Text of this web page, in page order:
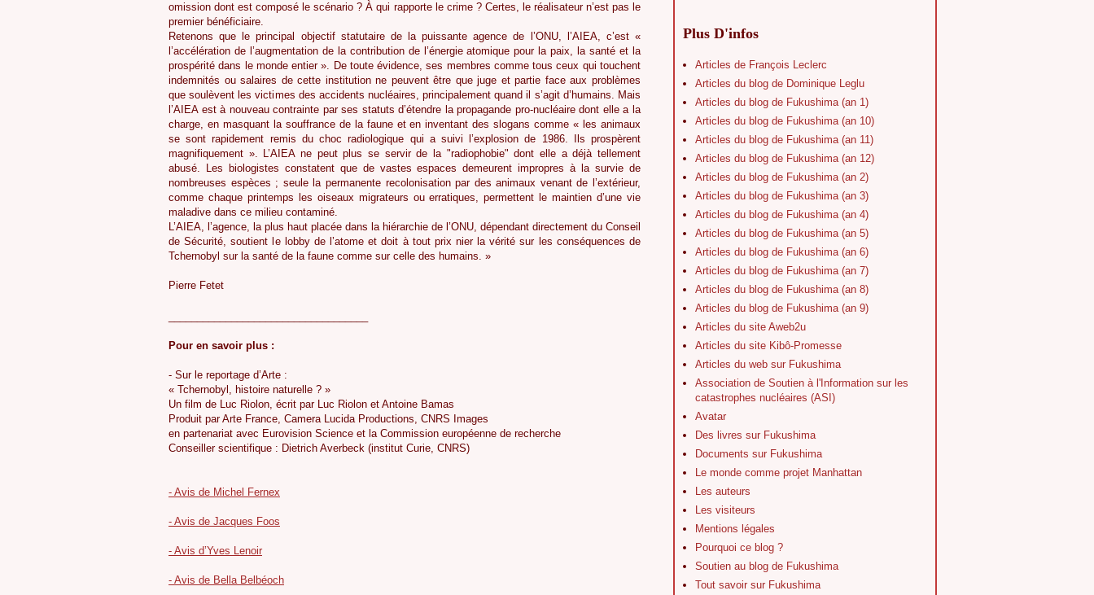
omission dont est composé le scénario ? À qui rapporte le crime ? Certes, le réalisateur n’est pas le
premier bénéficiaire.
Retenons que le principal objectif statutaire de la puissante agence de l’ONU, l’AIEA, c’est «
l’accélération de l’augmentation de la contribution de l’énergie atomique pour la paix, la santé et la
prospérité dans le monde entier ». De toute évidence, ses membres comme tous ceux qui touchent
indemnités ou salaires de cette institution ne peuvent être que juge et partie face aux problèmes
que soulèvent les victimes des accidents nucléaires, principalement quand il s’agit d’humains. Mais
l’AIEA est à nouveau contrainte par ses statuts d’étendre la propagande pro-nucléaire dont elle a la
charge, en masquant la souffrance de la faune et en inventant des slogans comme « les animaux
se sont rapidement remis du choc radiologique qui a suivi l’explosion de 1986. Ils prospèrent
magnifiquement ». L’AIEA ne peut plus se servir de la "radiophobie" dont elle a déjà tellement
abusé. Les biologistes constatent que de vastes espaces demeurent impropres à la survie de
nombreuses espèces ; seule la permanente recolonisation par des animaux venant de l’extérieur,
comme chaque printemps les oiseaux migrateurs ou erratiques, permettent le maintien d’une vie
maladive dans ce milieu contaminé.
L’AIEA, l’agence, la plus haut placée dans la hiérarchie de l’ONU, dépendant directement du Conseil
de Sécurité, soutient le lobby de l’atome et doit à tout prix nier la vérité sur les conséquences de
Tchernobyl sur la santé de la faune comme sur celle des humains. »
Pierre Fetet
Pour en savoir plus :
- Sur le reportage d’Arte :
« Tchernobyl, histoire naturelle ? »
Un film de Luc Riolon, écrit par Luc Riolon et Antoine Bamas
Produit par Arte France, Camera Lucida Productions, CNRS Images
en partenariat avec Eurovision Science et la Commission européenne de recherche
Conseiller scientifique : Dietrich Averbeck (institut Curie, CNRS)
- Avis de Michel Fernex
- Avis de Jacques Foos
- Avis d’Yves Lenoir
- Avis de Bella Belbéoch
Plus D'infos
Articles de François Leclerc
Articles du blog de Dominique Leglu
Articles du blog de Fukushima (an 1)
Articles du blog de Fukushima (an 10)
Articles du blog de Fukushima (an 11)
Articles du blog de Fukushima (an 12)
Articles du blog de Fukushima (an 2)
Articles du blog de Fukushima (an 3)
Articles du blog de Fukushima (an 4)
Articles du blog de Fukushima (an 5)
Articles du blog de Fukushima (an 6)
Articles du blog de Fukushima (an 7)
Articles du blog de Fukushima (an 8)
Articles du blog de Fukushima (an 9)
Articles du site Aweb2u
Articles du site Kibô-Promesse
Articles du web sur Fukushima
Association de Soutien à l'Information sur les
catastrophes nucléaires (ASI)
Avatar
Des livres sur Fukushima
Documents sur Fukushima
Le monde comme projet Manhattan
Les auteurs
Les visiteurs
Mentions légales
Pourquoi ce blog ?
Soutien au blog de Fukushima
Tout savoir sur Fukushima